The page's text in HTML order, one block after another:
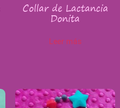
Collar de Lactancia
Donita
Leer más